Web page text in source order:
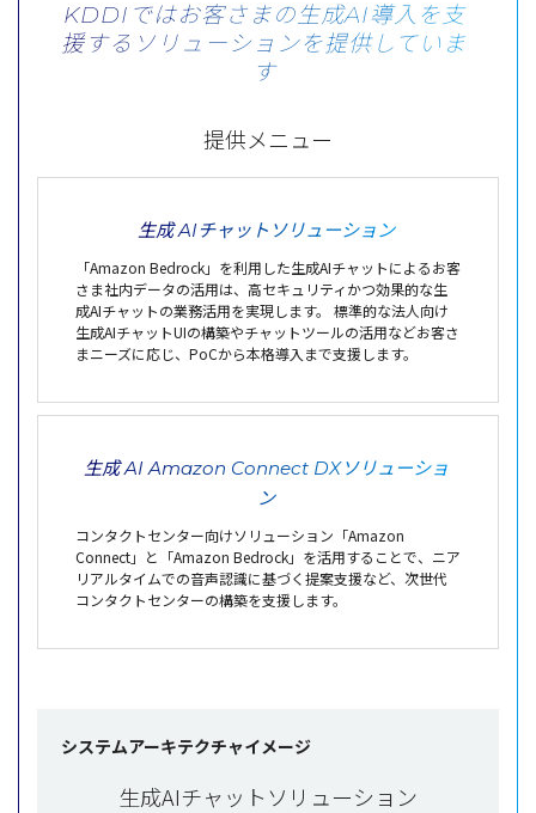
KDDIではお客さまの生成AI導入を支
援する ソリューションを提供していま
す
提供メニュー
生成 AI チャットソリューション
「Amazon Bedrock」を利用した生成AIチャットによるお客
さま社内データの活用は、高セキュリティかつ効果的な生
成AIチャットの業務活用を実現します。 標準的な法人向け
生成AIチャットUIの構築やチャットツールの活用などお客さ
まニーズに応じ、PoCから本格導入まで支援します。
生成 AI Amazon Connect DXソリューショ
ン
コンタクトセンター向けソリューション「Amazon
Connect」と「Amazon Bedrock」を活用することで、ニア
リアルタイムでの音声認識に基づく提案支援など、次世代
コンタクトセンターの構築を支援します。
システムアーキテクチャイメージ
生成AIチャットソリューション